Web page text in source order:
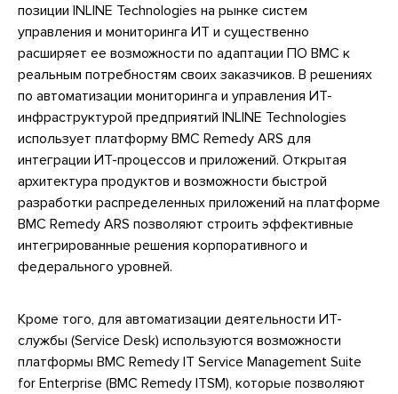
позиции INLINE Technologies на рынке систем
управления и мониторинга ИТ и существенно
расширяет ее возможности по адаптации ПО BMC к
реальным потребностям своих заказчиков. В решениях
по автоматизации мониторинга и управления ИТ-
инфраструктурой предприятий INLINE Technologies
использует платформу BMC Remedy ARS для
интеграции ИТ-процессов и приложений. Открытая
архитектура продуктов и возможности быстрой
разработки распределенных приложений на платформе
BMC Remedy ARS позволяют строить эффективные
интегрированные решения корпоративного и
федерального уровней.
Кроме того, для автоматизации деятельности ИТ-
службы (Service Desk) используются возможности
платформы BMC Remedy IT Service Management Suite
for Enterprise (BMC Remedy ITSM), которые позволяют